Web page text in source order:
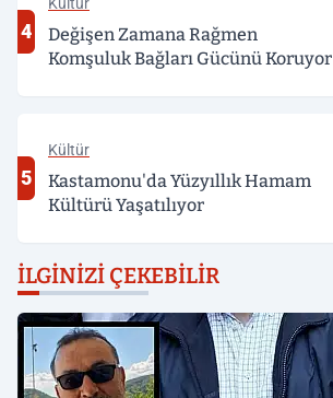
4
Değişen Zamana Rağmen
Komşuluk Bağları Gücünü Koruyor
5
Kültür
Kastamonu'da Yüzyıllık Hamam
Kültürü Yaşatılıyor
İLGINIZI ÇEKEBILIR